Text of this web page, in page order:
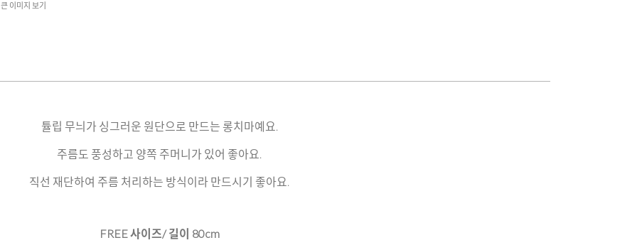
큰 이미지 보기
튤립 무늬가 싱그러운 원단으로 만드는 롱치마예요.
주름도 풍성하고 양쪽 주머니가 있어 좋아요.
직선 재단하여 주름 처리하는 방식이라 만드시기 좋아요.
FREE 사이즈/ 길이 80cm